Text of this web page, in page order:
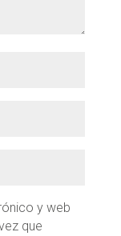
y web
que